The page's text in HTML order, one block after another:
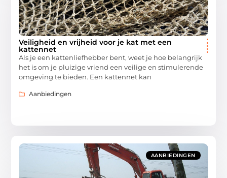
Veiligheid en vrijheid voor je kat met een
kattennet
Als je een kattenliefhebber bent, weet je hoe belangrijk
het is om je pluizige vriend een veilige en stimulerende
omgeving te bieden. Een kattennet kan
Aanbiedingen
AANBIEDINGEN